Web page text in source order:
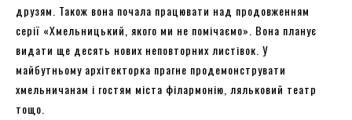
друзям. Також вона почала працювати над продовженням
серії «Хмельницький, якого ми не помічаємо». Вона планує
видати ще десять нових неповторних листівок. У
майбутньому архітекторка прагне продемонструвати
хмельничанам і гостям міста філармонію, ляльковий театр
тощо.